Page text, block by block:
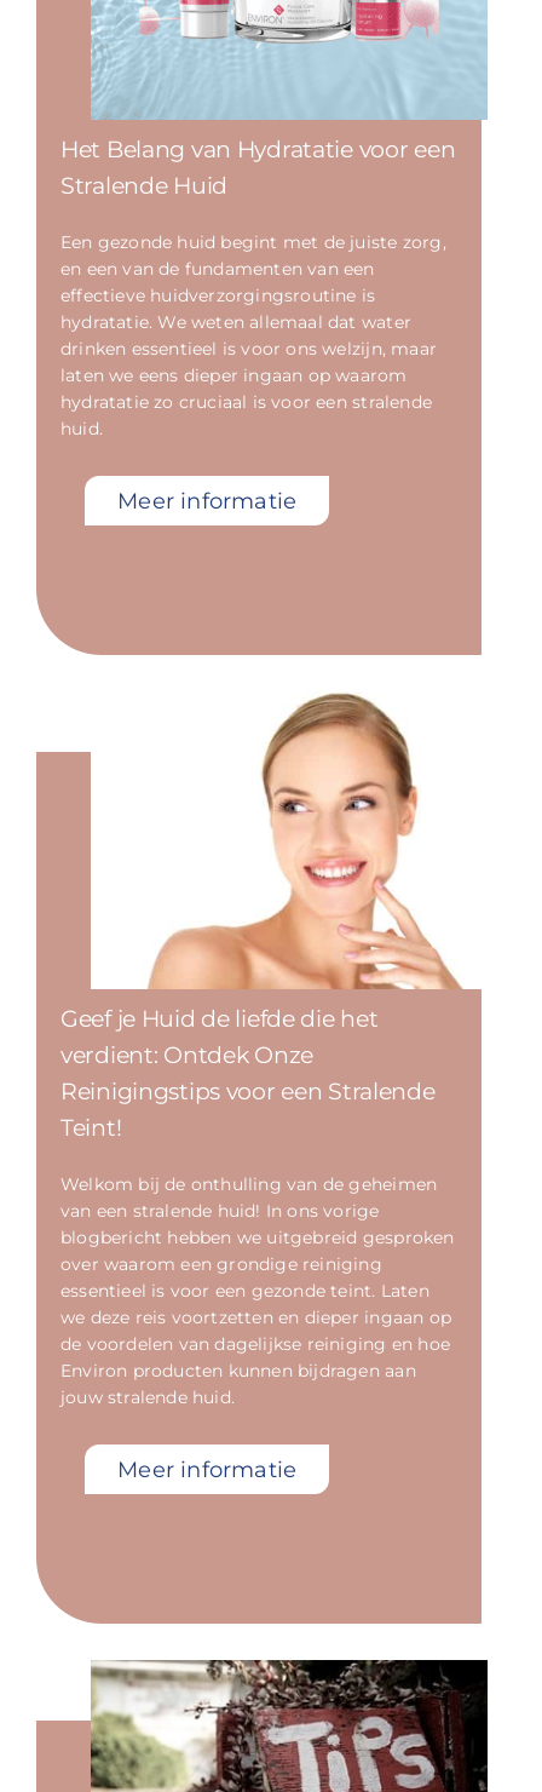
Het Belang van Hydratatie voor een
Stralende Huid
Een gezonde huid begint met de juiste zorg,
en een van de fundamenten van een
effectieve huidverzorgingsroutine is
hydratatie. We weten allemaal dat water
drinken essentieel is voor ons welzijn, maar
laten we eens dieper ingaan op waarom
hydratatie zo cruciaal is voor een stralende
huid.
Meer informatie
Geef je Huid de liefde die het
verdient: Ontdek Onze
Reinigingstips voor een Stralende
Teint!
Welkom bij de onthulling van de geheimen
van een stralende huid! In ons vorige
blogbericht hebben we uitgebreid gesproken
over waarom een grondige reiniging
essentieel is voor een gezonde teint. Laten
we deze reis voortzetten en dieper ingaan op
de voordelen van dagelijkse reiniging en hoe
Environ producten kunnen bijdragen aan
jouw stralende huid.
Meer informatie